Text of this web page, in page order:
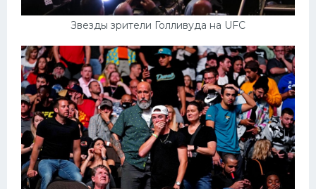
Звезды зрители Голливуда на UFC
Тренажеры
Интерьер квартиры